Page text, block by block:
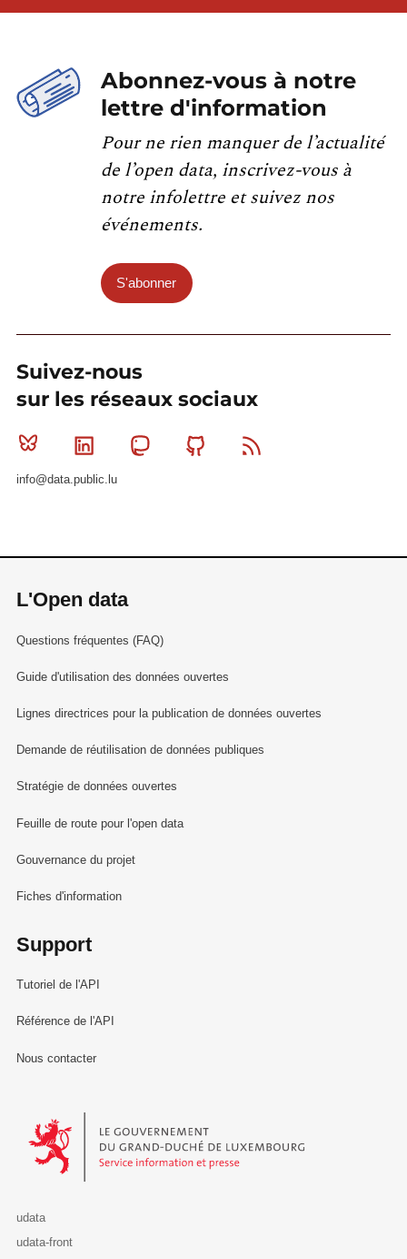
Abonnez-vous à notre
lettre d'information
Pour ne rien manquer de l’actualité
de l’open data, inscrivez-vous à
notre infolettre et suivez nos
événements.
S'abonner
Suivez-nous
sur les réseaux sociaux
Bluesky Linkedin MastodonGithub
info@data.public.lu
L'Open data
Questions fréquentes (FAQ)
Guide d'utilisation des données ouvertes
Lignes directrices pour la publication de données ouvertes
Demande de réutilisation de données publiques
Stratégie de données ouvertes
Feuille de route pour l'open data
Gouvernance du projet
Fiches d'information
Support
Tutoriel de l'API
Référence de l'API
Nous contacter
Le Gouvernement du Grand-Duché de Luxembourg - Service
udata
udata-front